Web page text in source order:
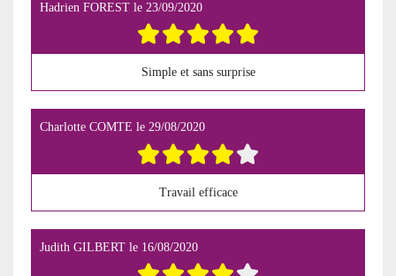
Hadrien FOREST le 23/09/2020
Simple et sans surprise
Charlotte COMTE le 29/08/2020
Travail efficace
Judith GILBERT le 16/08/2020